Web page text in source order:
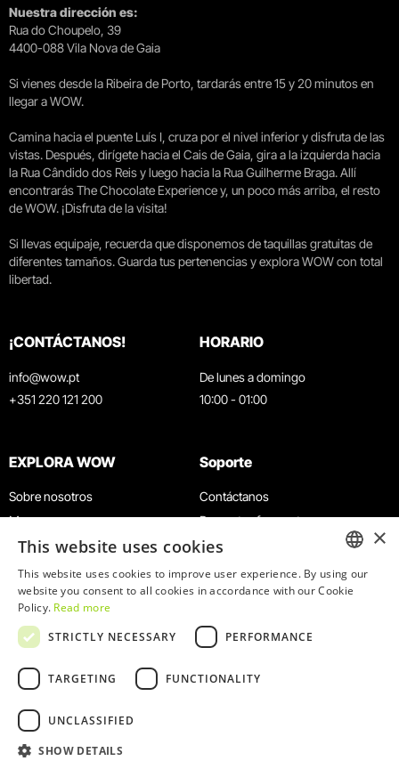
Nuestra dirección es:
Rua do Choupelo, 39
4400-088 Vila Nova de Gaia
Si vienes desde la Ribeira de Porto, tardarás entre 15 y 20 minutos en
llegar a WOW.
Camina hacia el puente Luís I, cruza por el nivel inferior y disfruta de las
vistas. Después, dirígete hacia el Cais de Gaia, gira a la izquierda hacia
la Rua Cândido dos Reis y luego hacia la Rua Guilherme Braga. Allí
encontrarás The Chocolate Experience y, un poco más arriba, el resto
de WOW. ¡Disfruta de la visita!
Si llevas equipaje, recuerda que disponemos de taquillas gratuitas de
diferentes tamaños. Guarda tus pertenencias y explora WOW con total
libertad.
¡CONTÁCTANOS!
info@wow.pt
+351 220 121 200
HORARIO
De lunes a domingo
10:00 - 01:00
EXPLORA WOW
Sobre nosotros
Museos
Agenda
Noticias
Restaurantes
Tarjeta WOW
Grupos y eventos
Servicio educativo
Soporte
Contáctanos
Preguntas frecuentes
Términos y condiciones
Política de privacidad y cookies
Trabaja con nosotros
Libro de reclamaciones
© 2026
ENGLISH
×
This website uses cookies
This website uses cookies to improve user experience. By using our
website you consent to all cookies in accordance with our Cookie
Policy. Read more
STRICTLY NECESSARY
PERFORMANCE
TARGETING FUNCTIONALITY
UNCLASSIFIED
SHOW DETAILS